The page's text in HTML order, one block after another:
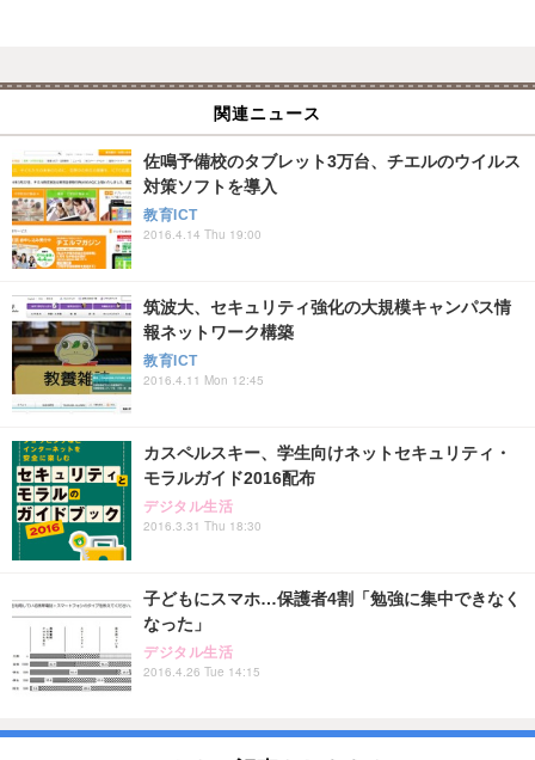
関連ニュース
佐鳴予備校のタブレット3万台、チエルのウイルス
対策ソフトを導入
教育ICT
2016.4.14 Thu 19:00
筑波大、セキュリティ強化の大規模キャンパス情
報ネットワーク構築
教育ICT
2016.4.11 Mon 12:45
カスペルスキー、学生向けネットセキュリティ・
モラルガイド2016配布
デジタル生活
2016.3.31 Thu 18:30
子どもにスマホ…保護者4割「勉強に集中できなく
なった」
デジタル生活
2016.4.26 Tue 14:15